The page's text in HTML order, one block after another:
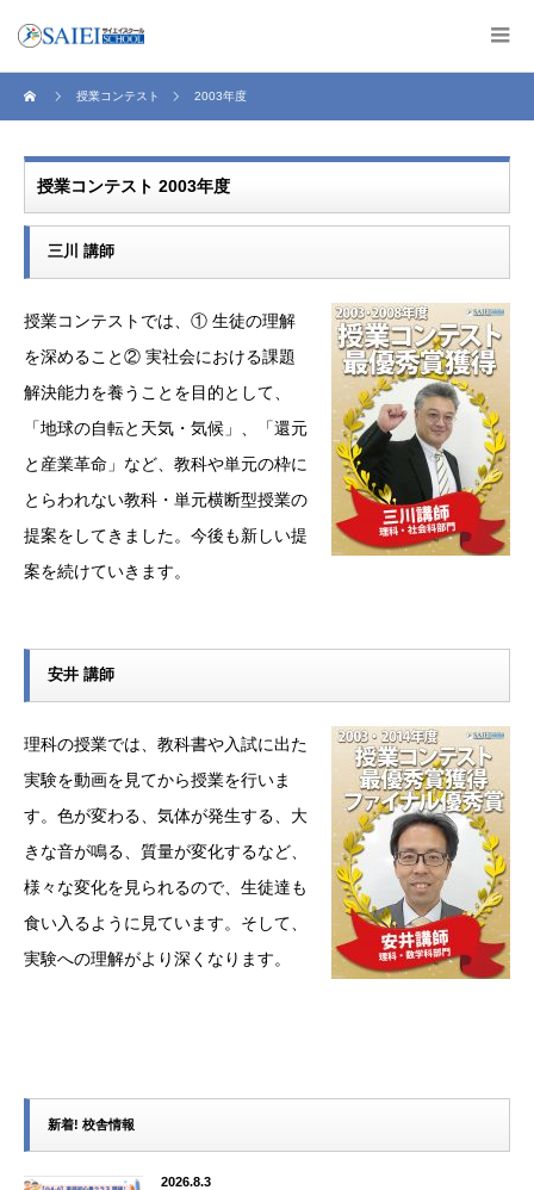
授業コンテスト 2003年度
授業コンテスト 2003年度
三川 講師
授業コンテストでは、① 生徒の理解
を深めること② 実社会における課題
解決能力を養うことを目的として、
「地球の自転と天気・気候」、「還元
と産業革命」など、教科や単元の枠に
とらわれない教科・単元横断型授業の
提案をしてきました。今後も新しい提
案を続けていきます。
安井 講師
理科の授業では、教科書や入試に出た
実験を動画を見てから授業を行いま
す。色が変わる、気体が発生する、大
きな音が鳴る、質量が変化するなど、
様々な変化を見られるので、生徒達も
食い入るように見ています。そして、
実験への理解がより深くなります。
新着! 校舎情報
2026.8.3